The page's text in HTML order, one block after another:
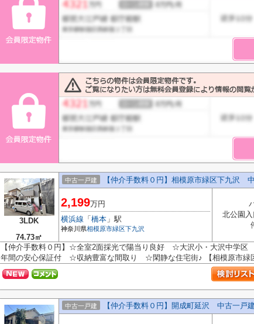
3LDK
74.73㎡
中古一戸建 【仲介手数料０円】相模原市緑区下九沢
2,199万円
横浜線 「 橋本 」駅
神奈川県相模原市緑区下九沢
北公園入
【仲介手数料０円】☆全室2面採光で陽当り良好 ☆大沢小・大沢中学
年間の安心保証付 ☆収納豊富な間取り ☆閑静な住宅街♪ 【相模原市緑
中古一戸建 【仲介手数料０円】開成町延沢 中古一戸